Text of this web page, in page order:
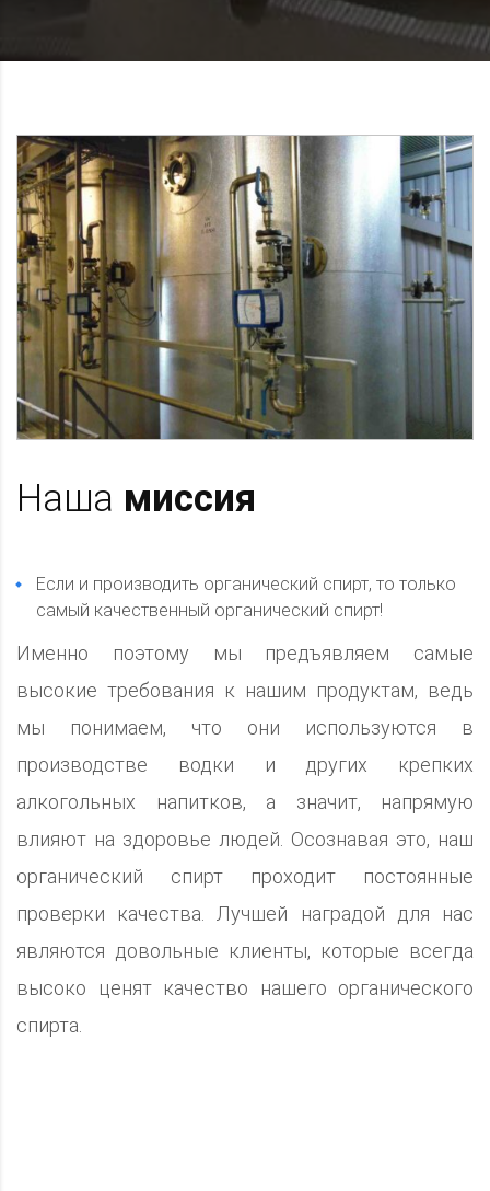
Наша миссия
Если и производить органический спирт, то только
самый качественный органический спирт!
Именно поэтому мы предъявляем самые
высокие требования к нашим продуктам, ведь
мы понимаем, что они используются в
производстве водки и других крепких
алкогольных напитков, а значит, напрямую
влияют на здоровье людей. Осознавая это, наш
органический спирт проходит постоянные
проверки качества. Лучшей наградой для нас
являются довольные клиенты, которые всегда
высоко ценят качество нашего органического
спирта.